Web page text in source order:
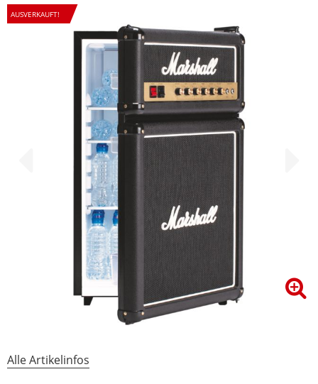
AUSVERKAUFT!
Alle Artikelinfos